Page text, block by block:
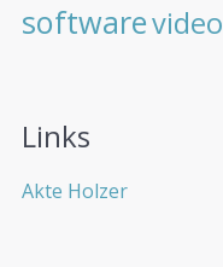
softwarevideo
Links
Akte Holzer